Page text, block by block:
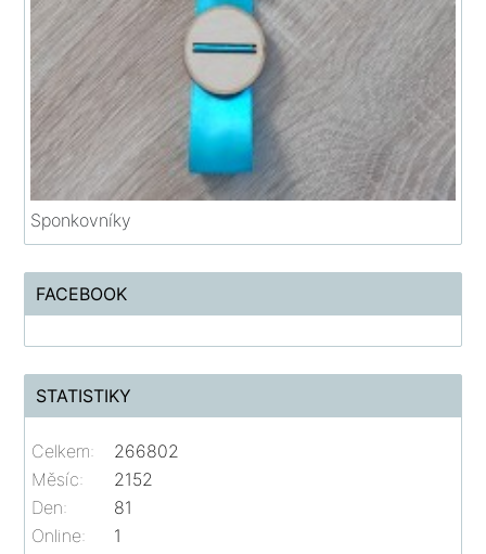
Sponkovníky
FACEBOOK
STATISTIKY
Online: 1
Celkem:
266802
Měsíc:
2152
Den:
81